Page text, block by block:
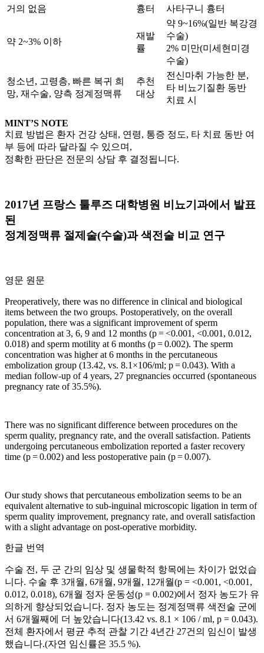
거의 없음 흉터 사타구니 흉터
약 2~3% 이하
재발
률
약 9~16%(일반 복강경
수술)
2% 미만(미세현미경
수술)
청소년, 고령층, 빠른 복귀 희
망, 재수술, 양측 정계정맥류
추천
대상
전신마취 가능한 분,
타 비뇨기질환 동반
치료 시
MINT’S NOTE
치료 방법은 환자 건강 상태, 연령, 통증 정도, 타 치료 동반 여
부 등에 따라 달라질 수 있으며,
정확한 판단은 전문의 상담 후 결정됩니다.
2017년 프랑스 툴루즈 대학병원 비뇨기과에서 발표
된
정계정맥류 절제술(수술)과 색전술 비교 연구
영문 원문
Preoperatively, there was no difference in clinical and biological
items between the two groups. Postoperatively, on the overall
population, there was a significant improvement of sperm
concentration at 3, 6, 9 and 12 months (p = <0.001, <0.001, 0.012,
0.018) and sperm motility at 6 months (p = 0.002). The sperm
concentration was higher at 6 months in the percutaneous
embolization group (13.42, vs. 8.1×106/ml; p = 0.043). With a
median follow-up of 4 years, 27 pregnancies occurred (spontaneous
pregnancy rate of 35.5%).
There was no significant difference between procedures on the
sperm quality, pregnancy rate, and the overall satisfaction. Patients
undergoing percutaneous embolization reported a faster recovery
time (p = 0.002) and less postoperative pain (p = 0.007).
Our study shows that percutaneous embolization seems to be an
equivalent alternative to sub-inguinal microscopic ligation in term of
sperm quality improvement, pregnancy rate, and overall satisfaction
with a slight advantage on post-operative morbidity.
한글 번역
수술 전, 두 군 간의 임상 및 생물학적 항목에는 차이가 없었습
니다. 수술 후 3개월, 6개월, 9개월, 12개월(p = <0.001, <0.001,
0.012, 0.018), 6개월 정자 운동성(p = 0.002)에서 정자 농도가 유
의하게 향상되었습니다. 정자 농도는 정계정맥류 색전술 군에
서 6개월째에 더 높았습니다(13.42 vs. 8.1 × 106 / ml, p = 0.043).
전체 환자에서 평균 추적 관찰 기간 4년간 27건의 임신이 발생
했습니다.(자연 임신률은 35.5 %).